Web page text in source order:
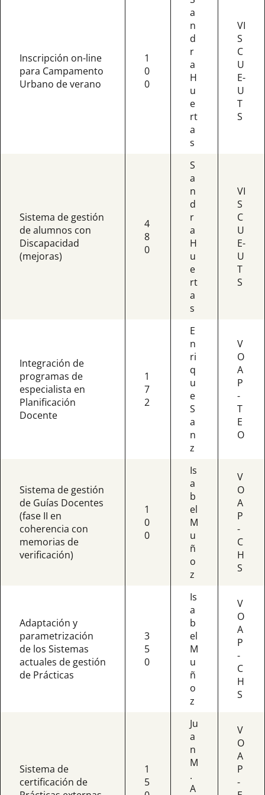
Inscripción on-line
para Campamento
Urbano de verano
1
0
0
a
n
d
r
a
H
u
e
rt
a
s
VI
S
C
U
E-
U
T
S
Sistema de gestión
de alumnos con
Discapacidad
(mejoras)
4
8
0
S
a
n
d
r
a
H
u
e
rt
a
s
VI
S
C
U
E-
U
T
S
Integración de
programas de
especialista en
Planificación
Docente
1
7
2
E
n
ri
q
u
e
S
a
n
z
V
O
A
P
-
T
E
O
Sistema de gestión
de Guías Docentes
(fase II en
coherencia con
memorias de
verificación)
1
0
0
Is
a
b
el
M
u
ñ
o
z
V
O
A
P
-
C
H
S
Adaptación y
parametrización
de los Sistemas
actuales de gestión
de Prácticas
3
5
0
Is
a
b
el
M
u
ñ
o
z
V
O
A
P
-
C
H
S
Sistema de
certificación de
1
5
Ju
a
n
M
.
A
V
O
A
P
-